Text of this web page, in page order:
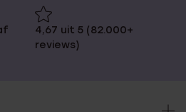
4,67 uit 5 (82.000+
reviews)